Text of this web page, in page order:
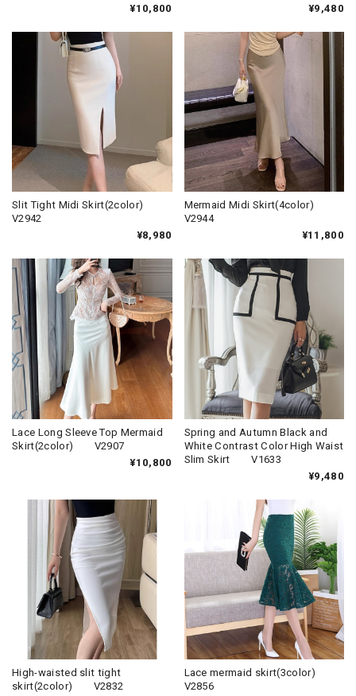
¥10,800
¥9,480
Slit Tight Midi Skirt(2color)
V2942
¥8,980
Mermaid Midi Skirt(4color)
V2944
¥11,800
Lace Long Sleeve Top Mermaid
Skirt(2color) V2907
¥10,800
Spring and Autumn Black and
White Contrast Color High Waist
Slim Skirt V1633
¥9,480
High-waisted slit tight
skirt(2color) V2832
Lace mermaid skirt(3color)
V2856